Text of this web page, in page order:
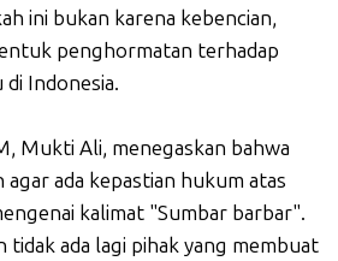
ini bukan karena kebencian,
penghormatan terhadap
Indonesia.
Mukti Ali, menegaskan bahwa
ada kepastian hukum atas
kalimat "Sumbar barbar".
tidak ada lagi pihak yang membuat